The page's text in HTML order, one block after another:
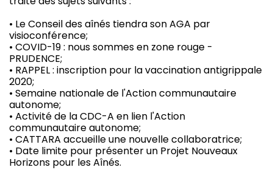
• Le Conseil des aînés tiendra son AGA par
visioconférence;
• COVID-19 : nous sommes en zone rouge -
PRUDENCE;
• RAPPEL : inscription pour la vaccination antigrippale
2020;
• Semaine nationale de l'Action communautaire
autonome;
• Activité de la CDC-A en lien l'Action
communautaire autonome;
• CATTARA accueille une nouvelle collaboratrice;
• Date limite pour présenter un Projet Nouveaux
Horizons pour les Aînés.